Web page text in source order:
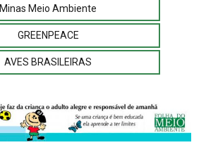
Minas Meio Ambiente
GREENPEACE
AVES BRASILEIRAS